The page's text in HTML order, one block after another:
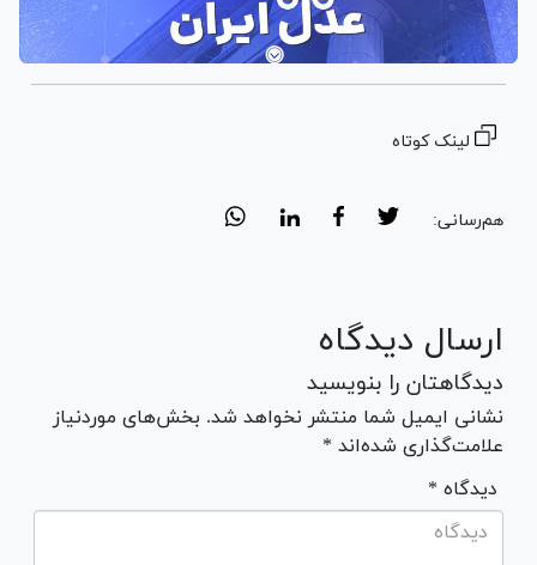
لینک کوتاه
هم‌رسانی:
ارسال دیدگاه
دیدگاهتان را بنویسید
نشانی ایمیل شما منتشر نخواهد شد. بخش‌های موردنیاز
علامت‌گذاری شده‌اند *
* دیدگاه